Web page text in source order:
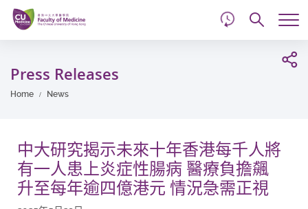
Skip
main
content
Press Releases
Home News
中大研究揭示未來十年香港每千人將
有一人患上炎症性腸病 醫療負擔飆
升至每年逾四億港元 情況急需正視